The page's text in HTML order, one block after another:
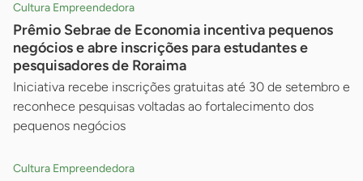
Cultura Empreendedora
Prêmio Sebrae de Economia incentiva pequenos
negócios e abre inscrições para estudantes e
pesquisadores de Roraima
Iniciativa recebe inscrições gratuitas até 30 de setembro e
reconhece pesquisas voltadas ao fortalecimento dos
pequenos negócios
Cultura Empreendedora